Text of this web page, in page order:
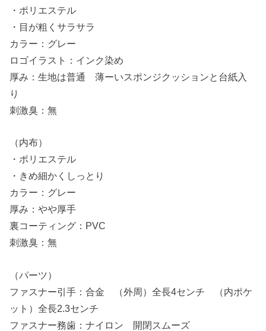
・ポリエステル
・目が粗くサラサラ
カラー：グレー
ロゴイラスト：インク染め
厚み：生地は普通 薄ーいスポンジクッションと台紙入
り
刺激臭：無
（内布）
・ポリエステル
・きめ細かくしっとり
カラー：グレー
厚み：やや厚手
裏コーティング：PVC
刺激臭：無
（パーツ）
ファスナー引手：合金 （外周）全長4センチ （内ポケ
ット）全長2.3センチ
ファスナー務歯：ナイロン 開閉スムーズ